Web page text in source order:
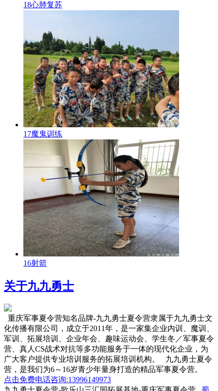
18心肺复苏
17魔鬼训练
16射箭
关于九九勇士
重庆军事夏令营知名品牌-九九勇士夏令营隶属于九九勇士文
化传播有限公司，成立于2011年，是一家集企业内训、魔训、
军训、拓展培训、企业年会、趣味运动会、学生冬／军事夏令
营、真人CS战术对抗等多功能服务于一体的现代化企业，为
广大客户提供专业培训服务的拓展培训机构。 九九勇士夏令
营，是我们为6～16岁青少年量身打造的精品军事夏令营。
点击免费电话咨询:13996149973